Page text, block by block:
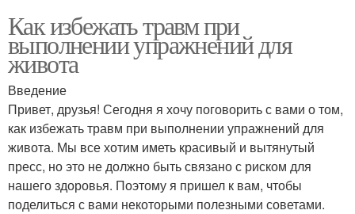
Как избежать травм при
выполнении упражнений для
живота
Введение
Привет, друзья! Сегодня я хочу поговорить с вами о том,
как избежать травм при выполнении упражнений для
живота. Мы все хотим иметь красивый и вытянутый
пресс, но это не должно быть связано с риском для
нашего здоровья. Поэтому я пришел к вам, чтобы
поделиться с вами некоторыми полезными советами.